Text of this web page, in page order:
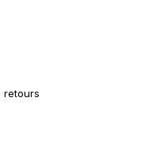
retours